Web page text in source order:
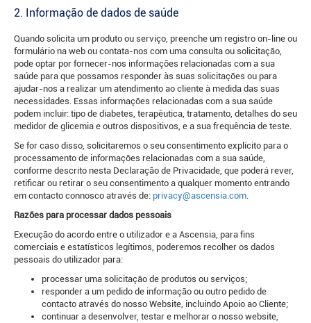
2. Informação de dados de saúde
Quando solicita um produto ou serviço, preenche um registro on-line ou
formulário na web ou contata-nos com uma consulta ou solicitação,
pode optar por fornecer-nos informações relacionadas com a sua
saúde para que possamos responder às suas solicitações ou para
ajudar-nos a realizar um atendimento ao cliente à medida das suas
necessidades. Essas informações relacionadas com a sua saúde
podem incluir: tipo de diabetes, terapêutica, tratamento, detalhes do seu
medidor de glicemia e outros dispositivos, e a sua frequência de teste.
Se for caso disso, solicitaremos o seu consentimento explícito para o
processamento de informações relacionadas com a sua saúde,
conforme descrito nesta Declaração de Privacidade, que poderá rever,
retificar ou retirar o seu consentimento a qualquer momento entrando
em contacto connosco através de: privacy@ascensia.com.
Razões para processar dados pessoais
Execução do acordo entre o utilizador e a Ascensia, para fins
comerciais e estatísticos legítimos, poderemos recolher os dados
pessoais do utilizador para:
processar uma solicitação de produtos ou serviços;
responder a um pedido de informação ou outro pedido de
contacto através do nosso Website, incluindo Apoio ao Cliente;
continuar a desenvolver, testar e melhorar o nosso website,